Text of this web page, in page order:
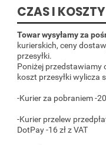
CZAS I
Towar wysyłamy za
kurierskich, ceny
przesyłki.
Poniżej przedstawiamy
koszt przesyłki wylicza
-Kurier za pobraniem -20
-Kurier przelew
DotPay -16 zł z VAT